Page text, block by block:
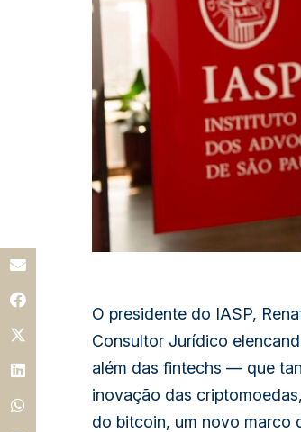
O presidente do IASP,
Consultor Jurídico
além das fintechs — que
inovação das
do bitcoin, um novo marco